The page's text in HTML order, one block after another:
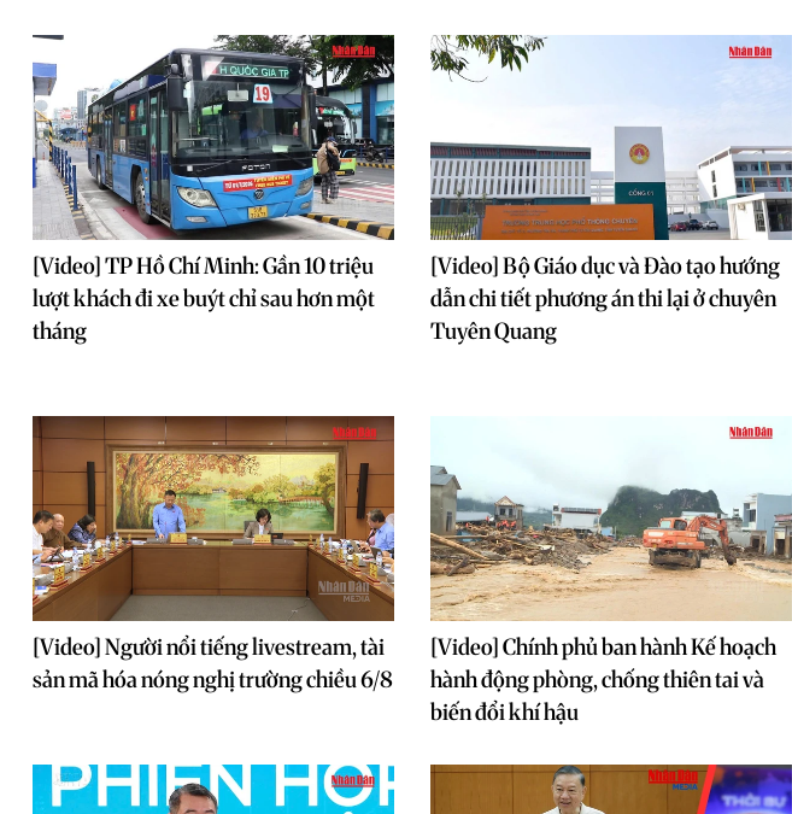
[Video] TP Hồ Chí Minh: Gần 10 triệu
lượt khách đi xe buýt chỉ sau hơn một
tháng
[Video] Bộ Giáo dục và Đào tạo hướng
dẫn chi tiết phương án thi lại ở chuyên
Tuyên Quang
[Video] Người nổi tiếng livestream, tài
sản mã hóa nóng nghị trường chiều 6/8
[Video] Chính phủ ban hành Kế hoạch
hành động phòng, chống thiên tai và
biến đổi khí hậu